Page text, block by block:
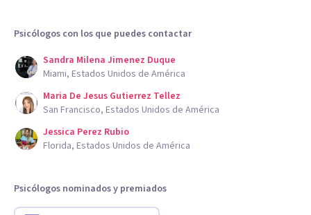
Psicólogos con los que puedes contactar
Sandra Milena Jimenez Duque
Miami, Estados Unidos de América
Maria De Jesus Gutierrez Tellez
San Francisco, Estados Unidos de América
Jessica Perez Rubio
Florida, Estados Unidos de América
Psicólogos nominados y premiados